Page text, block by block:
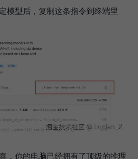
模型后，复制这条指令到终端里
，你的电脑已经拥有了顶级的推理